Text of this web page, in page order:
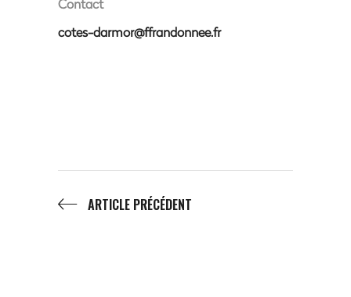
Contact
cotes-darmor@ffrandonnee.fr
ARTICLE PRÉCÉDENT